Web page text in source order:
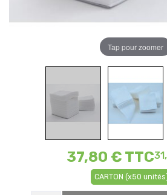
Tap pour zoomer
37,80 € TTC
CARTON (x50